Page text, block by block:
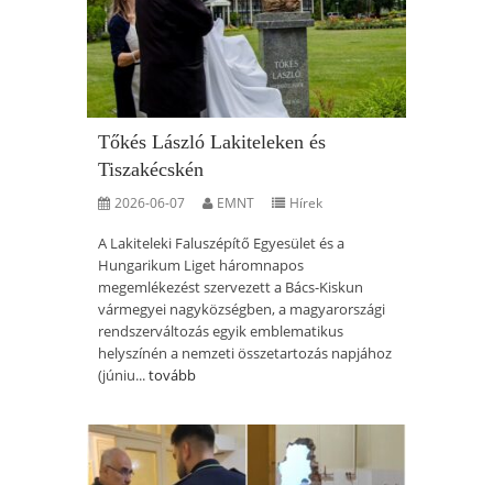
Tőkés László Lakiteleken és
Tiszakécskén
2026-06-07 EMNT Hírek
A Lakiteleki Faluszépítő Egyesület és a
Hungarikum Liget háromnapos
megemlékezést szervezett a Bács-Kiskun
vármegyei nagyközségben, a magyarországi
rendszerváltozás egyik emblematikus
helyszínén a nemzeti összetartozás napjához
(júniu...tovább